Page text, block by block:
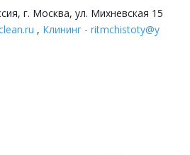
, г. Москва, ул. Михневская 15
, Клининг - ritmchistoty@y